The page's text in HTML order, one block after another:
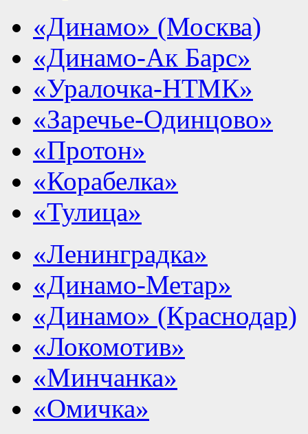
«Динамо» (Москва)
«Динамо-Ак Барс»
«Уралочка-НТМК»
«Заречье-Одинцово»
«Протон»
«Корабелка»
«Тулица»
«Ленинградка»
«Динамо-Метар»
«Динамо» (Краснодар)
«Локомотив»
«Минчанка»
«Омичка»